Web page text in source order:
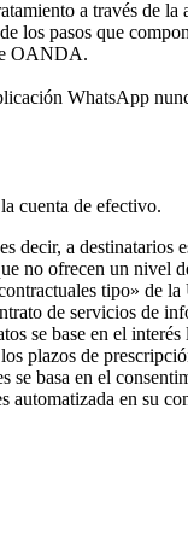
a través de
los pasos que
OANDA.
WhatsApp
cuenta de efectivo.
decir, a
no ofrecen un
tipo» de la
de servicios de
se base en el
plazos de
basa en el
automatizada en su